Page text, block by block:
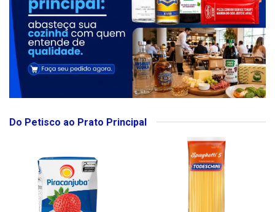
Do Petisco ao Prato Principal